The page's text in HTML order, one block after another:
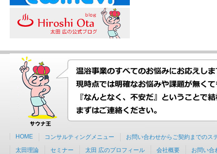
HOME コンサルティングメニュー
お問い合わせからご契約までのス
太田理論
セミナー 太田 広のプロフィール 会社概要 お問い合